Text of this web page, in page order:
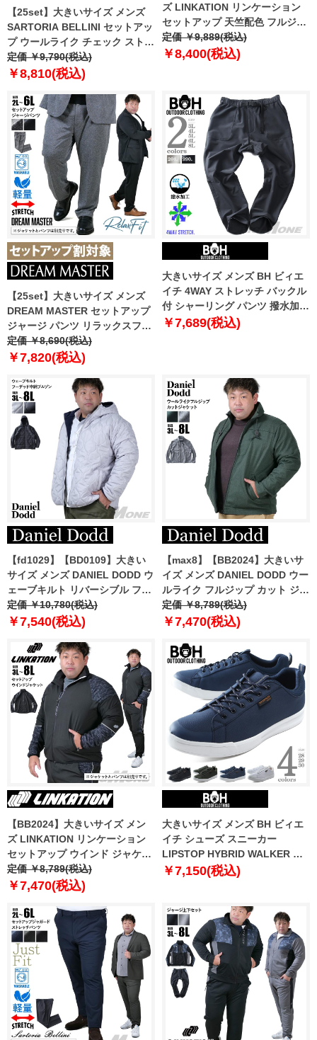
【25set】大きいサイズ メンズ
SARTORIA BELLINI セットアッ
プ ウールライク チェック ストレ
ッチ パンツ ジャストフィット 軽
量 ウォッシャブル イージーケア
定価 ￥9,790(税込)
￥8,810(税込)
ズ LINKATION リンケーション
セットアップ 天竺配色 フルジッ
プ パーカー アスレジャー スポー
ツウェア lk-cj240408
定価 ￥9,889(税込)
￥8,400(税込)
【25set】大きいサイズ メンズ
DREAM MASTER セットアップ
ジャージ パンツ リラックスフィ
ット ストレッチ 軽量 ウォッシャ
ブル イージーケア ライフスーツ
定価 ￥8,690(税込)
￥7,820(税込)
大きいサイズ メンズ BH ビィエ
イチ 4WAY ストレッチ バックル
付 シャーリング パンツ 撥水加工
bhp-240402
￥7,689(税込)
【fd1029】【BD0109】大きい
サイズ メンズ DANIEL DODD ウ
ェーブキルト リバーシブル フー
デッド 中綿 ブルゾン 846-b-
240502
定価 ￥10,780(税込)
￥7,540(税込)
【max8】【BB2024】大きいサ
イズ メンズ DANIEL DODD ウー
ルライク フルジップ カット ジャ
ケット azcj-240415
定価 ￥8,789(税込)
￥7,470(税込)
【BB2024】大きいサイズ メン
ズ LINKATION リンケーション
セットアップ ウインド ジャケッ
ト アスレジャー スポーツウェア
lkb-240401
定価 ￥8,789(税込)
￥7,470(税込)
大きいサイズ メンズ BH ビィエ
イチ シューズ スニーカー
LIPSTOP HYBRID WALKER 防
水加工 bh-2200
￥7,150(税込)